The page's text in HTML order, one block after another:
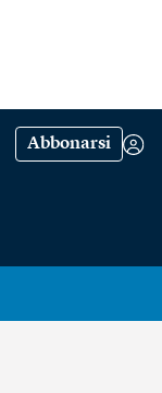
Abbonarsi